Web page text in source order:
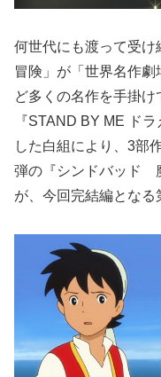
何世代にも渡って受
冒険」が「世界名作
ど多くの名作を手掛
『STAND BY ME ド
した白組により、3部
弾の『シンドバッド
が、今回完結編となる